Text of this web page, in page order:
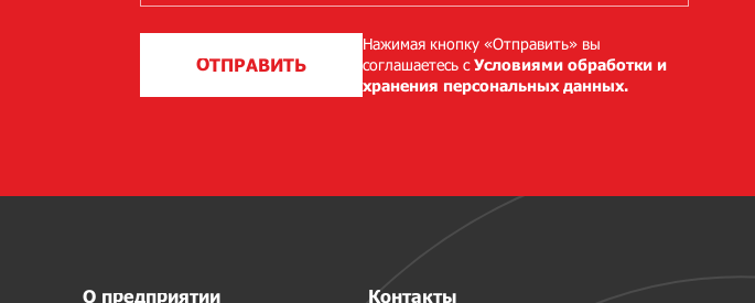
ОТПРАВИТЬ
Нажимая кнопку «Отправить» вы
соглашаетесь сУсловиями обработки и
хранения персональных данных.
О предприятии Контакты